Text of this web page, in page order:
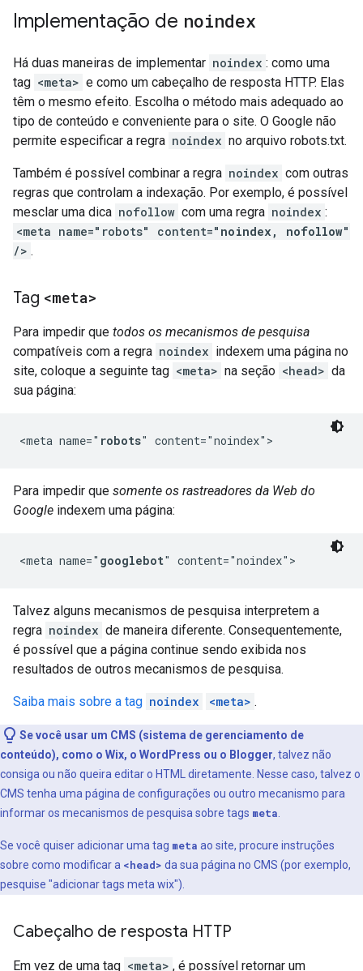
Implementação de noindex
Há duas maneiras de implementar noindex : como uma
tag <meta> e como um cabeçalho de resposta HTTP. Elas
têm o mesmo efeito. Escolha o método mais adequado ao
tipo de conteúdo e conveniente para o site. O Google não
permite especificar a regra noindex no arquivo robots.txt.
Também é possível combinar a regra noindex com outras
regras que controlam a indexação. Por exemplo, é possível
mesclar uma dica nofollow com uma regra noindex :
<meta name="robots" content=" noindex, nofollow"
/> .
Tag <meta>
Para impedir que todos os mecanismos de pesquisa
compatíveis com a regra noindex indexem uma página no
site, coloque a seguinte tag <meta> na seção <head> da
sua página:
<meta name=" robots" content="noindex">
Para impedir que somente os rastreadores da Web do
Google indexem uma página:
<meta name=" googlebot" content="noindex">
Talvez alguns mecanismos de pesquisa interpretem a
regra noindex de maneira diferente. Consequentemente,
é possível que a página continue sendo exibida nos
resultados de outros mecanismos de pesquisa.
Saiba mais sobre a tag noindex <meta> .
Se você usar um CMS (sistema de gerenciamento de
conteúdo), como o Wix, o WordPress ou o Blogger, talvez não
consiga ou não queira editar o HTML diretamente. Nesse caso, talvez o
CMS tenha uma página de configurações ou outro mecanismo para
informar os mecanismos de pesquisa sobre tags meta
Se você quiser adicionar uma tag meta ao site, procure instruções
sobre como modificar a <head> da sua página no CMS (por exemplo,
pesquise "adicionar tags meta wix").
Cabeçalho de resposta HTTP
Em vez de uma tag <meta> , é possível retornar um